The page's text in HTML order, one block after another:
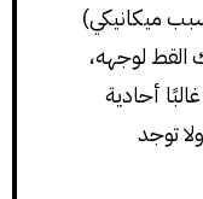
ميكانيكي)
لوجهه،
أحادية
توجد